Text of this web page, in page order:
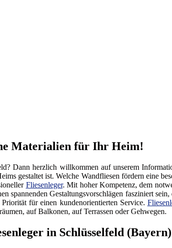
Materialien für Ihr Heim!
Dann herzlich willkommen auf unserem
gestaltet ist. Welche Wandfliesen fördern eine
Fliesenleger. Mit hoher Kompetenz, dem
spannenden Gestaltungsvorschlägen fasziniert
für einen kundenorientierten Service.
auf Balkonen, auf Terrassen oder Gehwegen.
in Schlüsselfeld (Bayern)